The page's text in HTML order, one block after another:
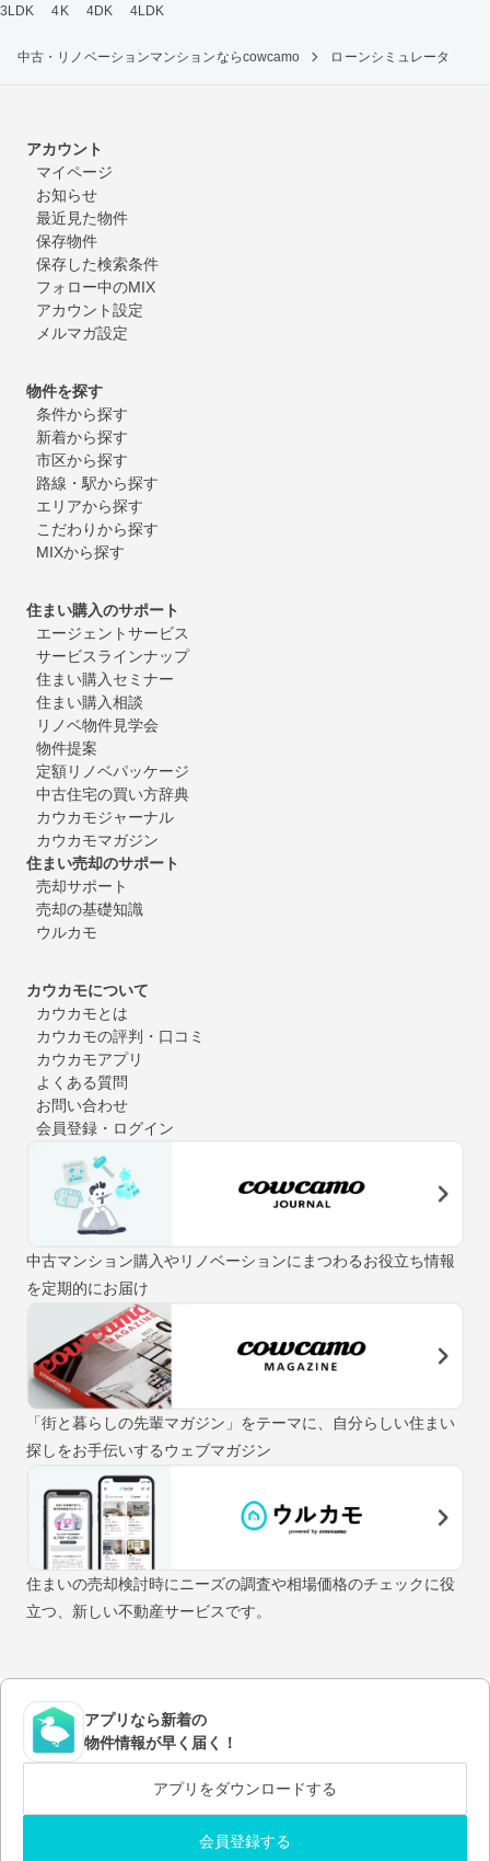
3LDK
4K 4DK 4LDK
中古・リノベーションマンションならcowcamo ローンシミュレータ
アカウント
マイページ
お知らせ
最近見た物件
保存物件
保存した検索条件
フォロー中のMIX
アカウント設定
メルマガ設定
物件を探す
条件から探す
新着から探す
市区から探す
路線・駅から探す
エリアから探す
こだわりから探す
MIXから探す
住まい購入のサポート
エージェントサービス
サービスラインナップ
住まい購入セミナー
住まい購入相談
リノベ物件見学会
物件提案
定額リノベパッケージ
中古住宅の買い方辞典
カウカモジャーナル
カウカモマガジン
住まい売却のサポート
売却サポート
売却の基礎知識
ウルカモ
カウカモについて
カウカモとは
カウカモの評判・口コミ
カウカモアプリ
よくある質問
お問い合わせ
会員登録・ログイン
中古マンション購入やリノベーションにまつわるお役立ち情報
を定期的にお届け
「街と暮らしの先輩マガジン」をテーマに、自分らしい住まい
探しをお手伝いするウェブマガジン
住まいの売却検討時にニーズの調査や相場価格のチェックに役
立つ、新しい不動産サービスです。
アプリなら新着の
物件情報が早く届く！
アプリをダウンロードする
会員登録する